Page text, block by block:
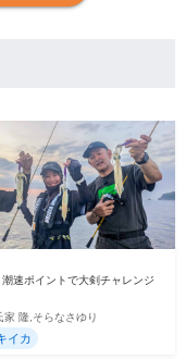
速ポイントで大剣チャレンジ
家 隆,そらなさゆり
イカ